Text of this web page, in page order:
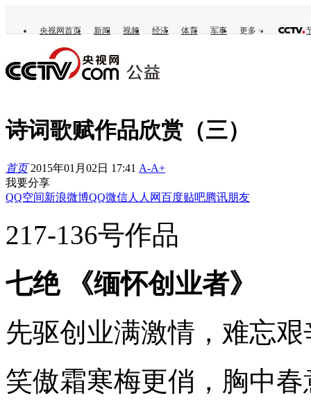
央视网首页 新闻 视频 经济 体育 军事 更多
诗词歌赋作品欣赏（三）
首页 2015年01月02日 17:41 A-A+
我要分享
QQ空间新浪微博QQ微信人人网百度贴吧腾讯朋友
217-136号作品
七绝 《缅怀创业者》
先驱创业满激情，难忘
笑傲霜寒梅更俏，胸中